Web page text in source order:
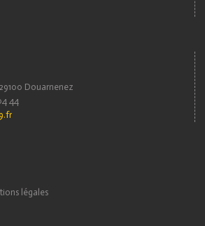
Douarnenez
44
légales